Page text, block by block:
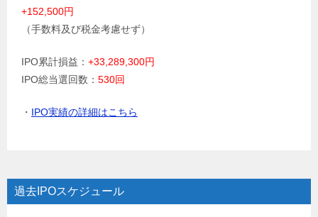
+152,500円
（手数料及び税金考慮せず）
IPO累計損益： +33,289,300円
IPO総当選回数： 530回
・ IPO実績の詳細はこちら
過去IPOスケジュール